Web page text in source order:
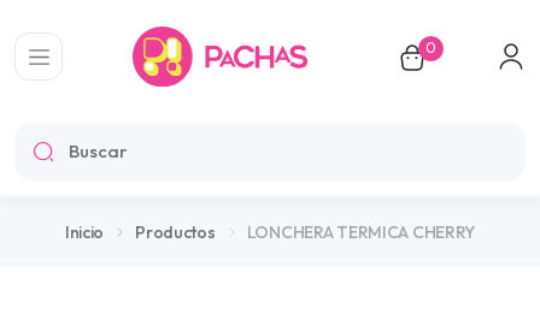
0
Inicio Productos LONCHERA TERMICA CHERRY